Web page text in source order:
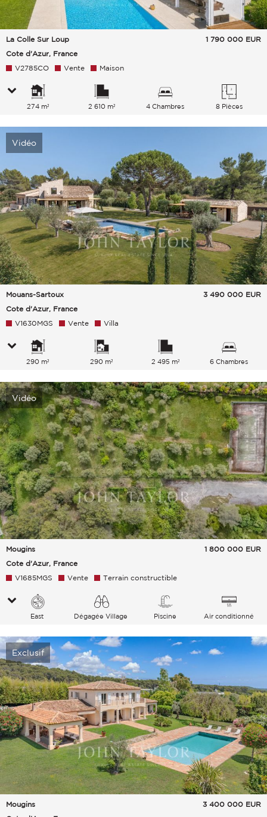
La Colle Sur Loup
Cote d'Azur, France
1 790 000 EUR
V2785CO Vente Maison
274 m² 2 610 m² 4 Chambres 8 Pièces
Vidéo
Mouans-Sartoux
Cote d'Azur, France
3 490 000 EUR
V1630MGS Vente Villa
290 m² 290 m² 2 495 m² 6 Chambres
Vidéo
Mougins
Cote d'Azur, France
1 800 000 EUR
V1685MGS Vente Terrain constructible
East Dégagée Village Piscine Air conditionné
Exclusif
Mougins
3 400 000 EUR